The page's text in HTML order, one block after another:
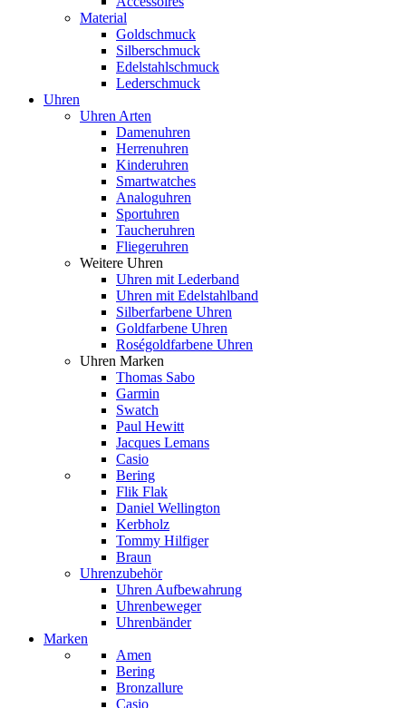
Material
Goldschmuck
Silberschmuck
Edelstahlschmuck
Lederschmuck
Uhren
Uhren Arten
Damenuhren
Herrenuhren
Kinderuhren
Smartwatches
Analoguhren
Sportuhren
Taucheruhren
Fliegeruhren
Weitere Uhren
Uhren mit Lederband
Uhren mit Edelstahlband
Silberfarbene Uhren
Goldfarbene Uhren
Roségoldfarbene Uhren
Uhren Marken
Thomas Sabo
Garmin
Swatch
Paul Hewitt
Jacques Lemans
Casio
Bering
Flik Flak
Daniel Wellington
Kerbholz
Tommy Hilfiger
Braun
Uhrenzubehör
Uhren Aufbewahrung
Uhrenbeweger
Uhrenbänder
Marken
Amen
Bering
Bronzallure
Casio